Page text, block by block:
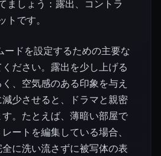
ましょう：露出、コントラ
です。
ードを設定するための主要な
ださい。露出を少し上げる
、空気感のある印象を与え
少させると、ドラマと親密
。たとえば、薄暗い部屋で
ートを編集している場合、
に洗い流さずに被写体の表